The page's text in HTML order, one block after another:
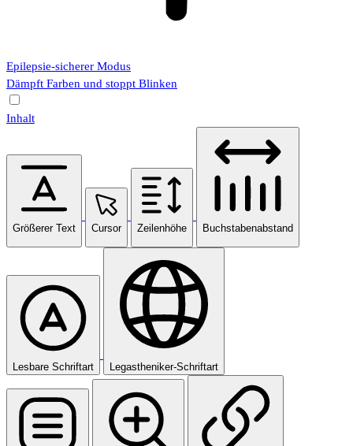
Epilepsie-sicherer Modus
Dämpft Farben und stoppt Blinken
Inhalt
Größerer Text Cursor Zeilenhöhe Buchstabenabstand
Lesbare Schriftart Legastheniker-Schriftart